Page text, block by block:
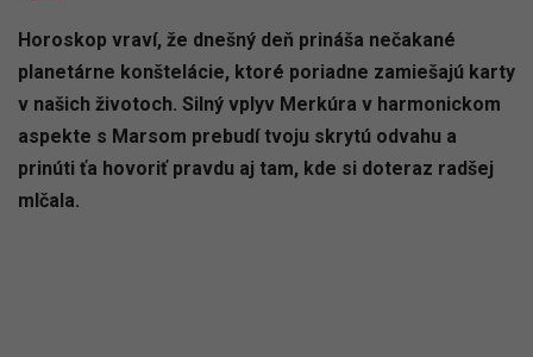
Horoskop vraví, že dnešný deň prináša nečakané
planetárne konštelácie, ktoré poriadne zamiešajú karty
v našich životoch. Silný vplyv Merkúra v harmonickom
aspekte s Marsom prebudí tvoju skrytú odvahu a
prinúti ťa hovoriť pravdu aj tam, kde si doteraz radšej
mlčala.